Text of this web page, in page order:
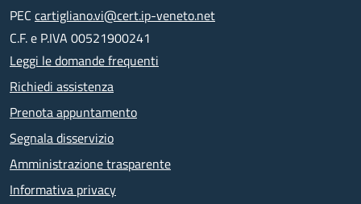
PEC cartigliano.vi@cert.ip-veneto.net
C.F. e P.IVA 00521900241
Leggi le domande frequenti
Richiedi assistenza
Prenota appuntamento
Segnala disservizio
Amministrazione trasparente
Informativa privacy